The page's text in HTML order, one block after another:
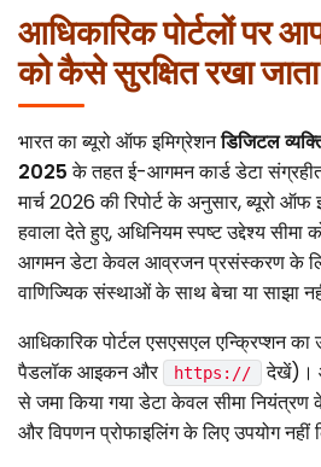
आधिकारिक पोर्टलों पर
को कैसे सुरक्षित रखा
भारत का ब्यूरो ऑफ इमिग्रेशनडिजिटल
2025के तहत ई-आगमन कार्ड डेटा
मार्च 2026 की रिपोर्ट के अनुसार, ब्यूरो
हवाला देते हुए, अधिनियम स्पष्ट उद्देश्य
आगमन डेटा केवल आव्रजन प्रसंस्करण के
वाणिज्यिक संस्थाओं के साथ बेचा या साझा
आधिकारिक पोर्टल एसएसएल एन्क्रिप्शन
पैडलॉक आइकन और
https://
देखें)।
से जमा किया गया डेटा केवल सीमा नियंत्रण
और विपणन प्रोफाइलिंग के लिए उपयोग नहीं